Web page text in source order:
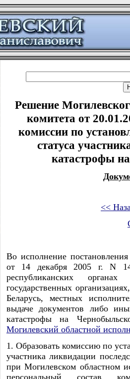
Решение
комитета от
комиссии по
статуса
катастрофы
<<
Во исполнение
от 14 декабря 2005 г. N
республиканских
государственных
Беларусь, местных
выдаче документов либо
катастрофы на
Могилевский областной
1. Образовать комиссию по
участника ликвидации
при Могилевском областном
персональный состав